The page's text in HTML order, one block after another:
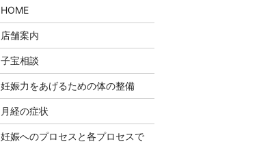
HOME
店舗案内
子宝相談
妊娠力をあげるための体の整備
月経の症状
妊娠へのプロセスと各プロセスで